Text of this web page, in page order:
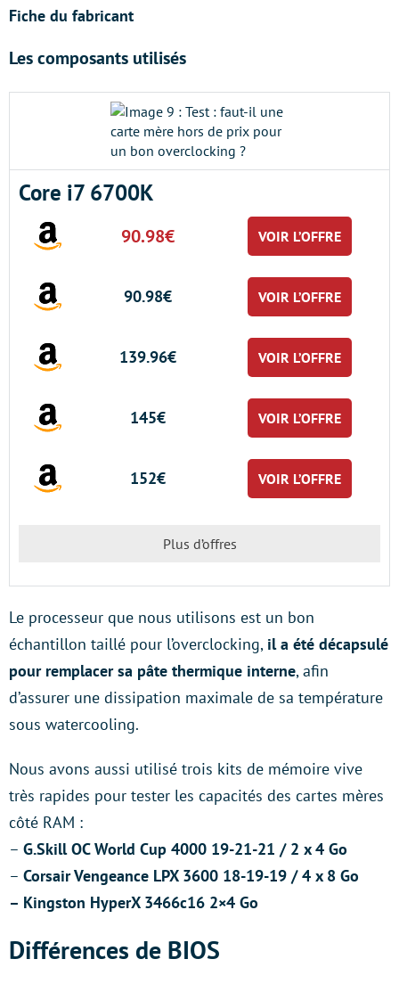
Fiche du fabricant
Les composants utilisés
Core i7 6700K
90.98€ VOIR L’OFFRE
90.98€ VOIR L’OFFRE
139.96€ VOIR L’OFFRE
145€ VOIR L’OFFRE
152€ VOIR L’OFFRE
Plus d’offres
Le processeur que nous utilisons est un bon
échantillon taillé pour l’overclocking, il a été décapsulé
pour remplacer sa pâte thermique interne, afin
d’assurer une dissipation maximale de sa température
sous watercooling.
Nous avons aussi utilisé trois kits de mémoire vive
très rapides pour tester les capacités des cartes mères
côté RAM :
– G.Skill OC World Cup 4000 19-21-21 / 2 x 4 Go
– Corsair Vengeance LPX 3600 18-19-19 / 4 x 8 Go
– Kingston HyperX 3466c16 2×4 Go
Différences de BIOS